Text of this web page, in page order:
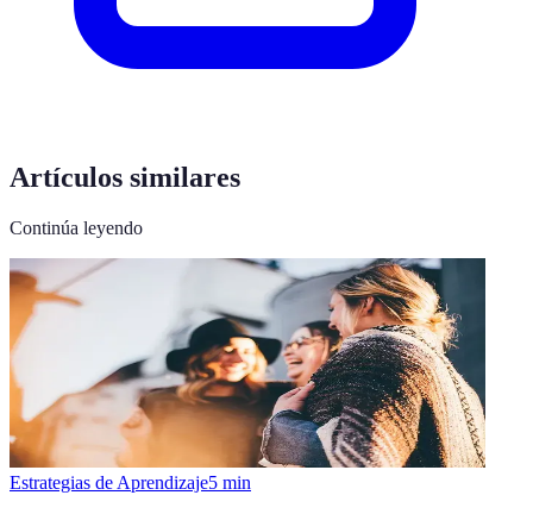
Artículos similares
Continúa leyendo
Estrategias de Aprendizaje5 min